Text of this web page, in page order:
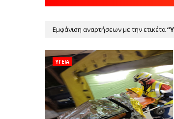
Εμφάνιση αναρτήσεων με την ετικέτα
ΥΓΕΙΑ